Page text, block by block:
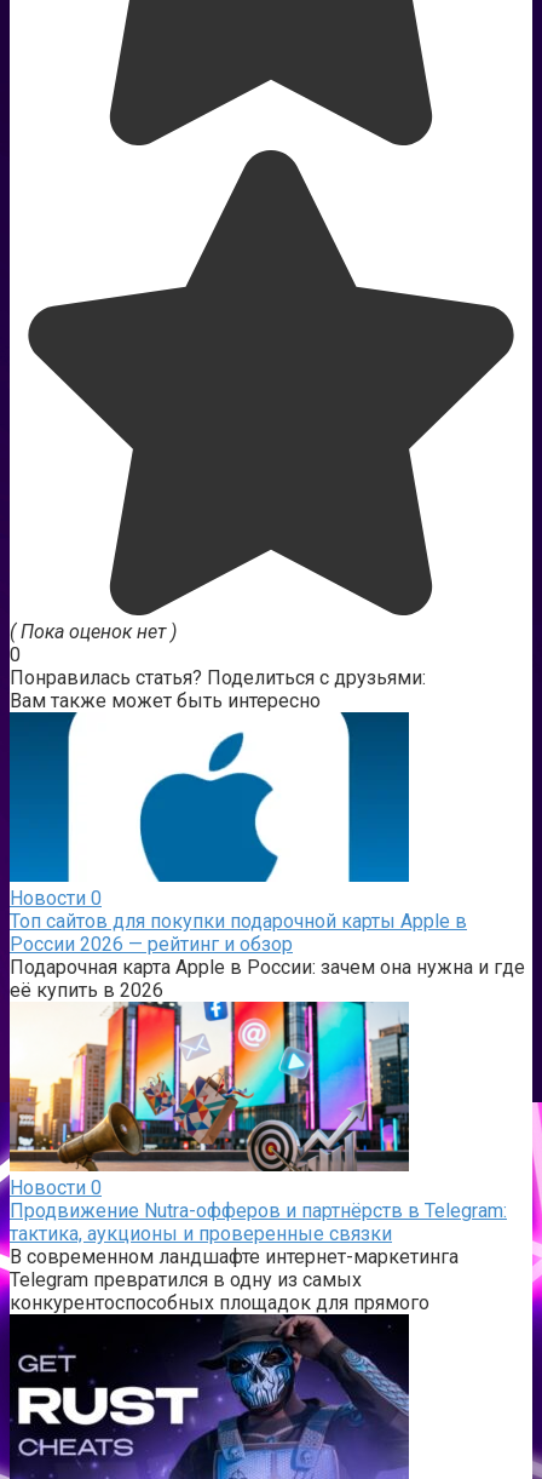
( Пока оценок нет )
0
Понравилась статья? Поделиться с друзьями:
Вам также может быть интересно
Новости 0
Топ сайтов для покупки подарочной карты Apple в
России 2026 — рейтинг и обзор
Подарочная карта Apple в России: зачем она нужна и где
её купить в 2026
Новости 0
Продвижение Nutra-офферов и партнёрств в Telegram:
тактика, аукционы и проверенные связки
В современном ландшафте интернет-маркетинга
Telegram превратился в одну из самых
конкурентоспособных площадок для прямого